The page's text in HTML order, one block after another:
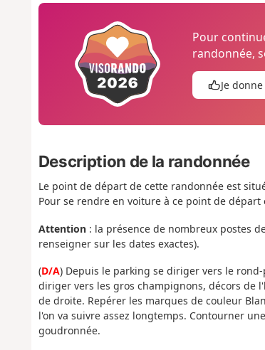
Pour
randonnée,
Je
Description de la randonnée
Le point de départ de cette randonnée est
Pour se rendre en voiture à ce point de
Attention: la présence de nombreux postes
renseigner sur les dates exactes).
(D/A) Depuis le parking se diriger vers le
diriger vers les gros champignons, décors de
de droite. Repérer les marques de couleur
l'on va suivre assez longtemps. Contourner
goudronnée.